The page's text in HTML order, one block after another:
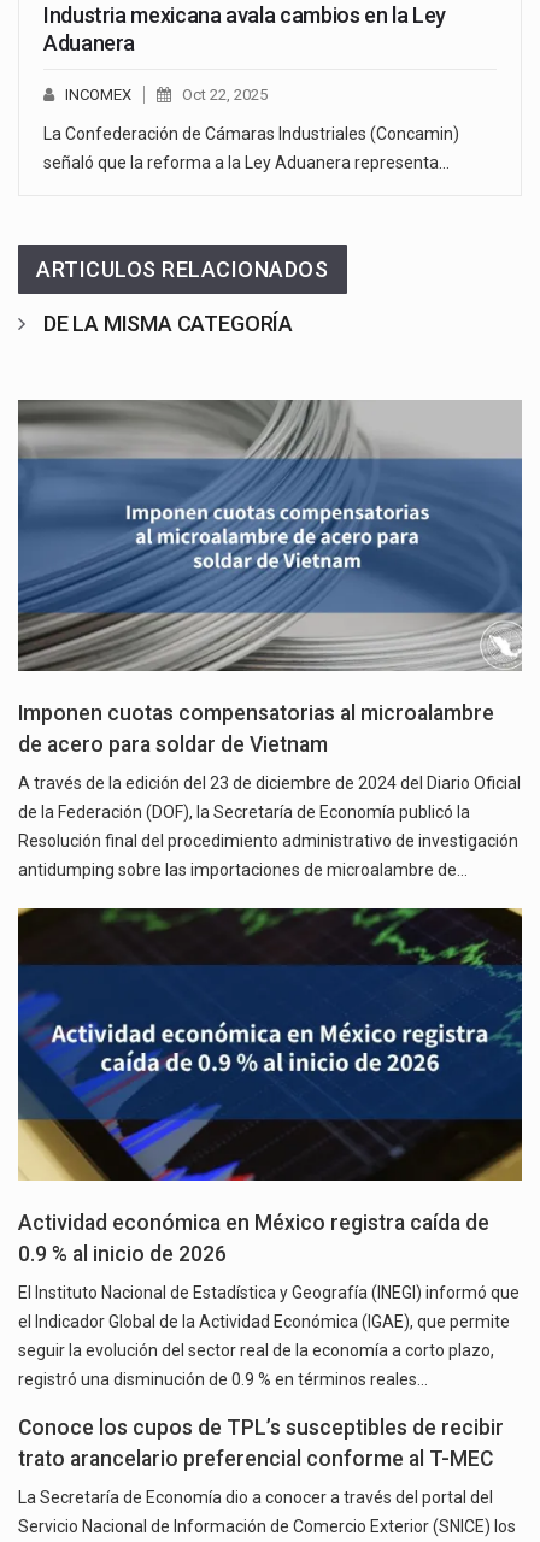
Industria mexicana avala cambios en la Ley
Aduanera
INCOMEX Oct 22, 2025
La Confederación de Cámaras Industriales (Concamin)
señaló que la reforma a la Ley Aduanera representa…
ARTICULOS RELACIONADOS
DE LA MISMA CATEGORÍA
Imponen cuotas compensatorias al microalambre
de acero para soldar de Vietnam
A través de la edición del 23 de diciembre de 2024 del Diario Oficial
de la Federación (DOF), la Secretaría de Economía publicó la
Resolución final del procedimiento administrativo de investigación
antidumping sobre las importaciones de microalambre de…
Actividad económica en México registra caída de
0.9 % al inicio de 2026
El Instituto Nacional de Estadística y Geografía (INEGI) informó que
el Indicador Global de la Actividad Económica (IGAE), que permite
seguir la evolución del sector real de la economía a corto plazo,
registró una disminución de 0.9 % en términos reales…
Conoce los cupos de TPL’s susceptibles de recibir
trato arancelario preferencial conforme al T-MEC
La Secretaría de Economía dio a conocer a través del portal del
Servicio Nacional de Información de Comercio Exterior (SNICE) los